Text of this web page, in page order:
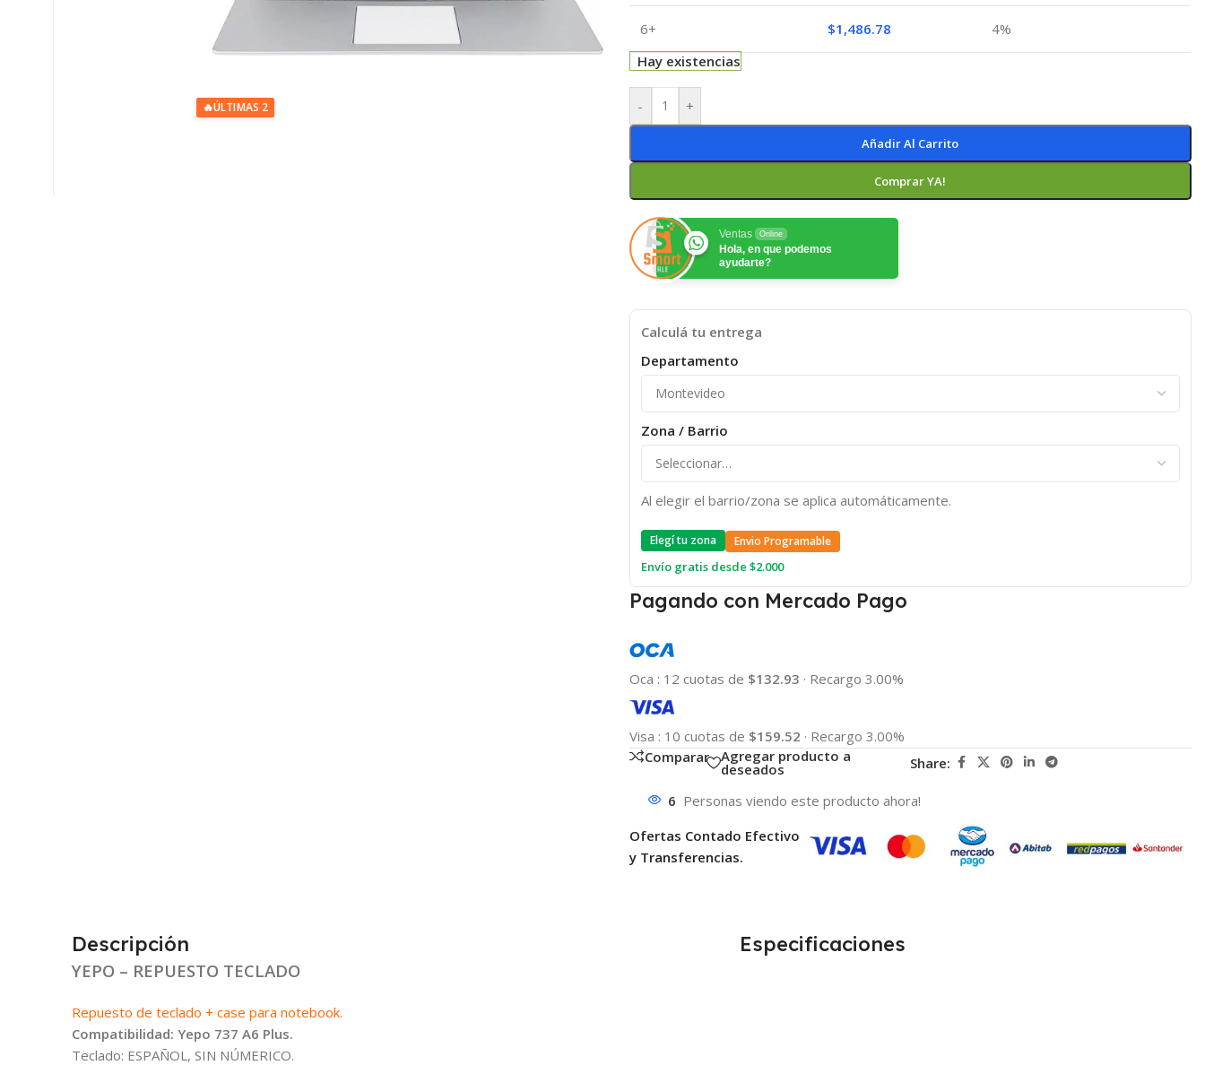
🔥ÚLTIMAS 2
6+ $1,486.78
4%
Hay existencias
- +
Añadir Al Carrito
Comprar YA!
Ventas Online
Hola, en que podemos
ayudarte?
Calculá tu entrega
Departamento
Zona / Barrio
Al elegir el barrio/zona se aplica automáticamente.
Elegí tu zona Envio Programable
Envío gratis desde $2.000
Pagando con Mercado Pago
Oca : 12 cuotas de $132.93 · Recargo 3.00%
Visa : 10 cuotas de $159.52 · Recargo 3.00%
Comparar
Agregar producto a
deseados Share:
6 Personas viendo este producto ahora!
Ofertas Contado Efectivo
y Transferencias.
Descripción
YEPO – REPUESTO TECLADO
Repuesto de teclado + case para notebook.
Compatibilidad: Yepo 737 A6 Plus.
Teclado: ESPAÑOL, SIN NÚMERICO.
Especificaciones